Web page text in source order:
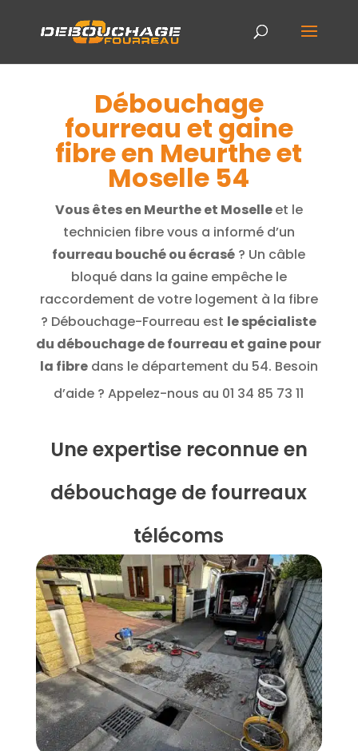
Débouchage
fourreau et gaine
fibre en Meurthe et
Moselle 54
Vous êtes en Meurthe et Moselleet le
technicien fibre vous a informé d’un
fourreau bouché ou écrasé ? Un câble
bloqué dans la gaine empêche le
raccordement de votre logement à la fibre
? Débouchage-Fourreau est le spécialiste
du débouchage de fourreau et gaine pour
la fibredans le département du 54. Besoin
d’aide ? Appelez-nous au 01 34 85 73 11
Une expertise reconnue en
débouchage de fourreaux
télécoms